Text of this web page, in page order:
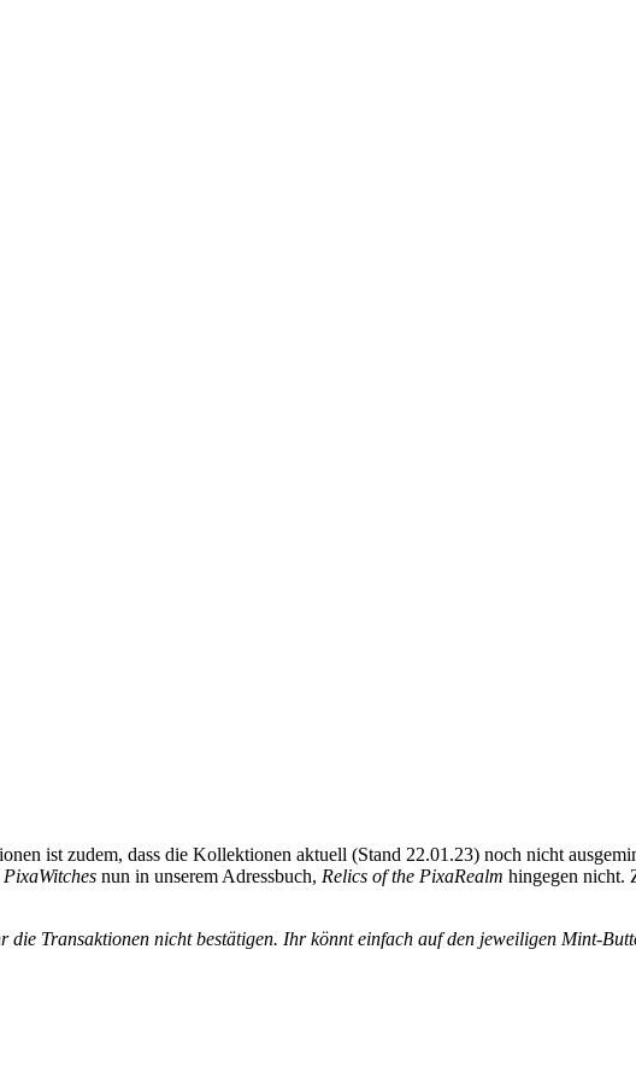
ist zudem, dass die Kollektionen aktuell (Stand 22.01.23) noch nicht
PixaWitches nun in unserem Adressbuch, Relics of the PixaRealm hingegen nicht.
die Transaktionen nicht bestätigen. Ihr könnt einfach auf den jeweiligen Mint-